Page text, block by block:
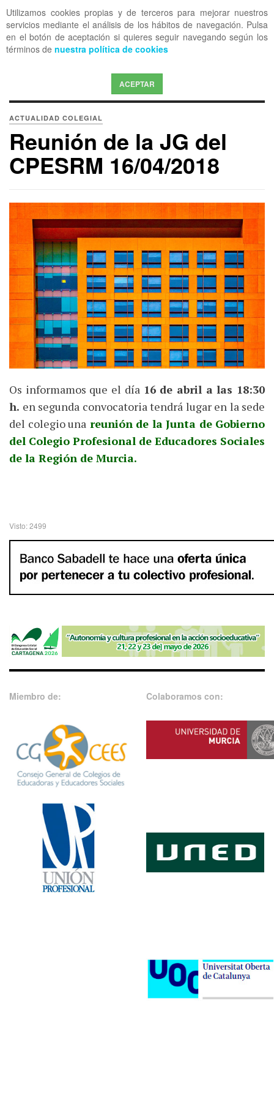
Utilizamos cookies propias y de terceros para mejorar nuestros
servicios mediante el análisis de los hábitos de navegación. Pulsa
en el botón de aceptación si quieres seguir navegando según los
términos de nuestra política de cookies
ACEPTAR
OFF CANVAS
ACTUALIDAD COLEGIAL
Reunión de la JG del
CPESRM 16/04/2018
Os informamos que el día 16 de abril a las 18:30
h. en segunda convocatoria tendrá lugar en la sede
del colegio una reunión de la Junta de Gobierno
del Colegio Profesional de Educadores Sociales
de la Región de Murcia.
Visto: 2499
Miembro de: Colaboramos con: